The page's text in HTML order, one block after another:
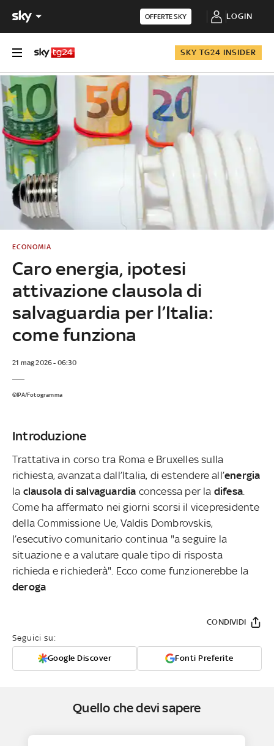
OFFERTE SKY LOGIN
SKY TG24 INSIDER
Caro energia, ipotesi
attivazione clausola di
salvaguardia per l’Italia:
come funziona
ECONOMIA
21 mag 2026 - 06:30
©IPA/Fotogramma
Introduzione
Trattativa in corso tra Roma e Bruxelles sulla
richiesta, avanzata dall’Italia, di estendere all’energia
la clausola di salvaguardia concessa per la difesa
Come ha affermato nei giorni scorsi il vicepresidente
della Commissione Ue, Valdis Dombrovskis,
l’esecutivo comunitario continua "a seguire la
situazione e a valutare quale tipo di risposta
richieda e richiederà". Ecco come funzionerebbe la
deroga
Seguici su:
Google Discover Fonti Preferite
CONDIVIDI
Quello che devi sapere